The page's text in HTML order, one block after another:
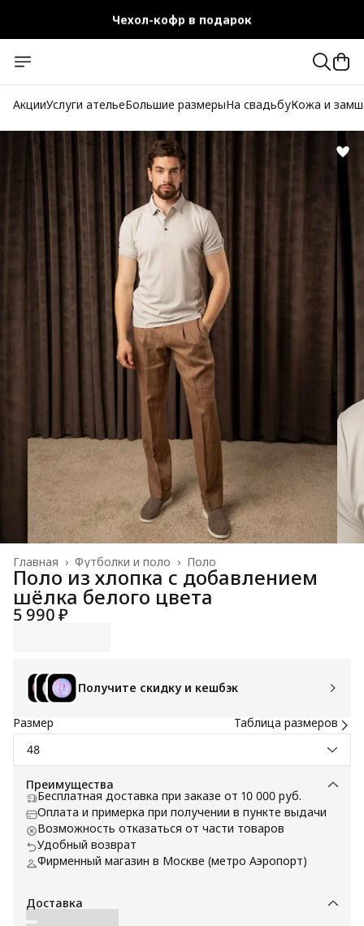
Чехол-кофр в подарок
Бесплатная доставка при заказе от 10 000 руб.
АкцииУслуги ательеБольшие размерыНа свадьбуКожа и
Поло
Футболки и поло ›
Главная ›
Поло из хлопка с добавлением
шёлка белого цвета
5 990 ₽
Получите скидку и кешбэк
Размер
Таблица размеров
48
Преимущества
Бесплатная доставка при заказе от 10 000 руб.
Оплата и примерка при получении в пункте выдачи
Возможность отказаться от части товаров
Удобный возврат
Фирменный магазин в Москве (метро Аэропорт)
Доставка